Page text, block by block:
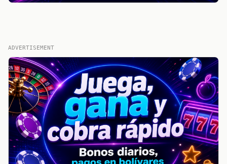
ADVERTISEMENT